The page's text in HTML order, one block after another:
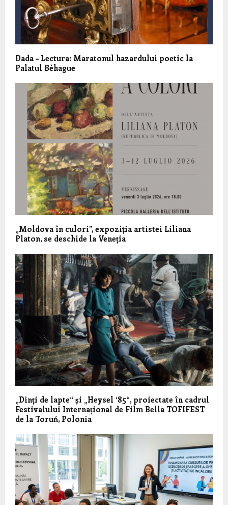
Dada – Lectura: Maratonul hazardului poetic la
Palatul Béhague
„Moldova în culori”, expoziția artistei Liliana
Platon, se deschide la Veneția
„Dinți de lapte“ și „Heysel ‘85“, proiectate în cadrul
Festivalului Internațional de Film Bella TOFIFEST
de la Toruń, Polonia